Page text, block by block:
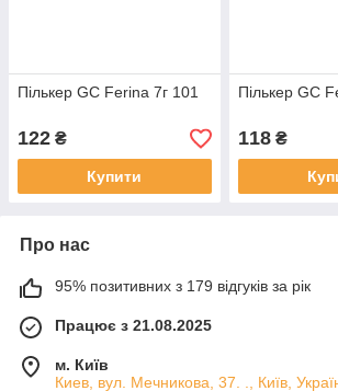
Пількер GC Ferina 7г 101
122 ₴
Купити
Пількер GC
118₴
Про нас
95% позитивних з 179 відгуків за рік
Працює з 21.08.2025
м. Київ
Киев, вул. Мечникова, 37. ., Київ,